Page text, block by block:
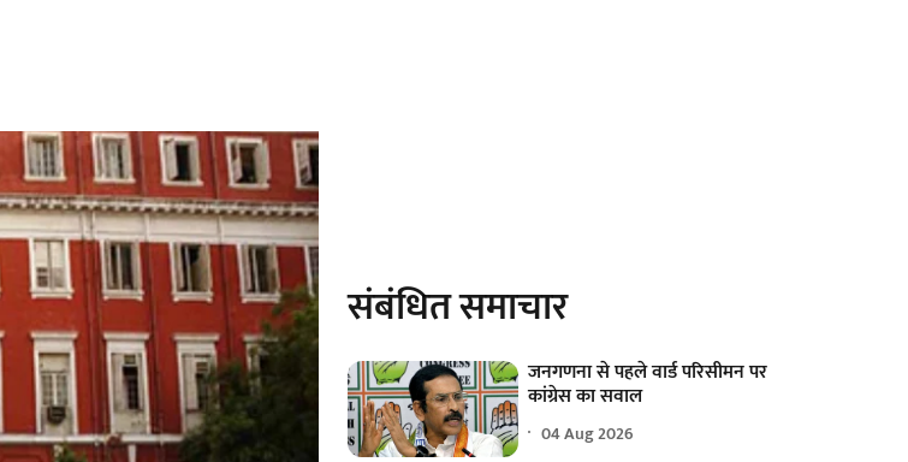
संबंधित समाचार
जनगणना से पहले वार्ड परिसीमन पर
कांग्रेस का सवाल
04 Aug 2026